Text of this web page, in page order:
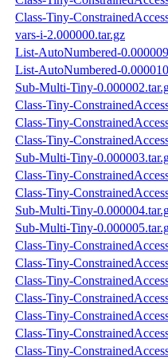
Class-Tiny-
vars-i-2.000000.tar.gz
List-AutoNumbered-
List-AutoNumbered-
Sub-Multi-Tiny-
Class-Tiny-
Class-Tiny-
Class-Tiny-
Sub-Multi-Tiny-
Class-Tiny-
Class-Tiny-
Sub-Multi-Tiny-
Sub-Multi-Tiny-
Class-Tiny-
Class-Tiny-
Class-Tiny-
Class-Tiny-
Class-Tiny-
Class-Tiny-
Class-Tiny-